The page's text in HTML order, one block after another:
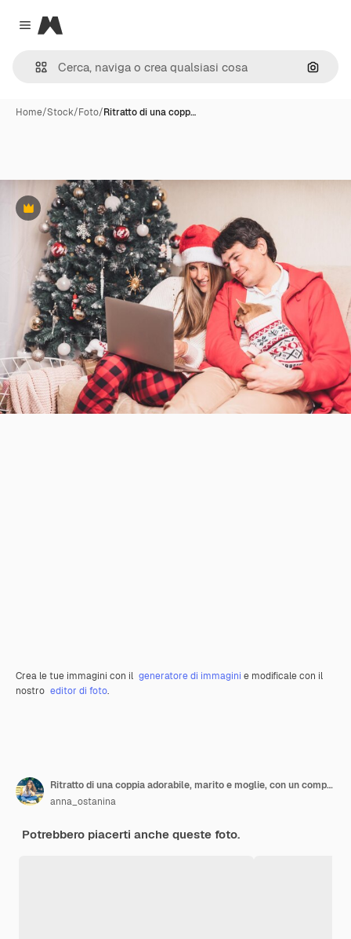
Close menu
Magnific
Cerca
Home/Stock/Foto/Ritratto di una copp…
Premium
Crea le tue immagini con il generatore di immagini e modificale con il
nostro editor di foto.
Ritratto di una coppia adorabile, marito e moglie, con un computer portatile con un cappello rosso da Babbo Natale che fa una videochiamata in chat
anna_ostanina
Potrebbero piacerti anche queste foto.